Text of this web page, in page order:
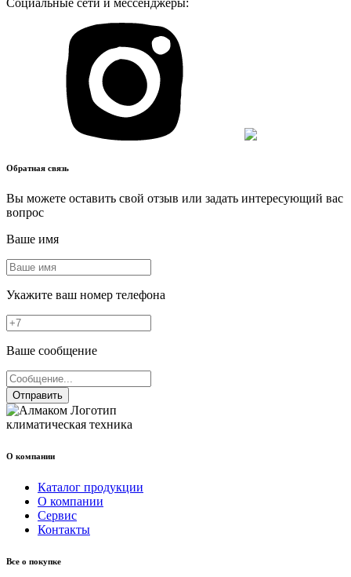
Обратная связь
Вы можете оставить свой отзыв или задать интересующий вас
вопрос
Ваше имя
Укажите ваш номер телефона
Ваше сообщение
Отправить
климатическая техника
О компании
Каталог продукции
О компании
Сервис
Контакты
Все о покупке